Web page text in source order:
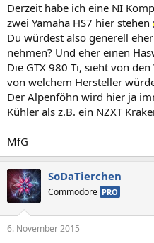
Derzeit habe ich eine NI
zwei Yamaha HS7 hier stehen
Du würdest also generell
nehmen? Und eher einen
Die GTX 980 Ti, sieht von
von welchem Hersteller
Der Alpenföhn wird hier ja
Kühler als z.B. ein NZXT
MfG
SoDaTierchen
Commodore PRO
6. November 2015